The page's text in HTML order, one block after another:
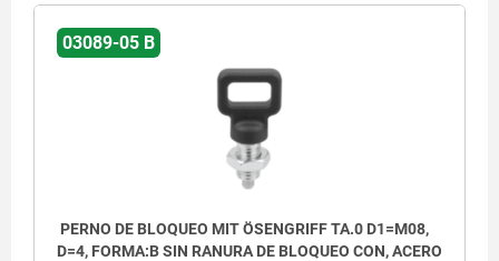
03089-05 B
PERNO DE BLOQUEO MIT ÖSENGRIFF TA.0 D1=M08,
D=4, FORMA:B SIN RANURA DE BLOQUEO CON, ACERO